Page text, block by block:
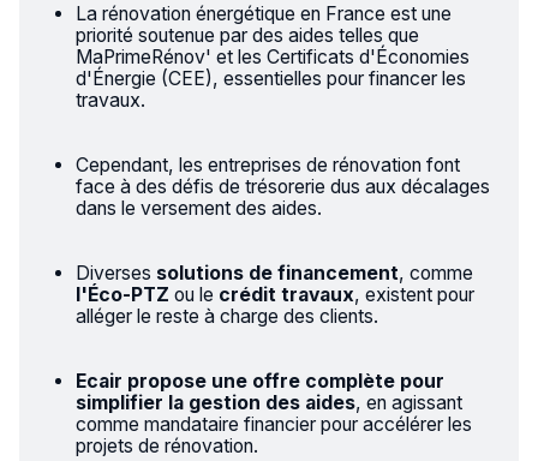
La rénovation énergétique en France est une
priorité soutenue par des aides telles que
MaPrimeRénov' et les Certificats d'Économies
d'Énergie (CEE), essentielles pour financer les
travaux.
Cependant, les entreprises de rénovation font
face à des défis de trésorerie dus aux décalages
dans le versement des aides.
Diverses solutions de financement, comme
l'Éco-PTZ ou le crédit travaux, existent pour
alléger le reste à charge des clients.
Ecair propose une offre complète pour
simplifier la gestion des aides, en agissant
comme mandataire financier pour accélérer les
projets de rénovation.